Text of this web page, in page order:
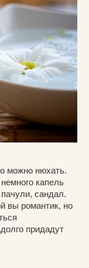
можно нюхать.
капель
сандал.
вы романтик, но
придадут